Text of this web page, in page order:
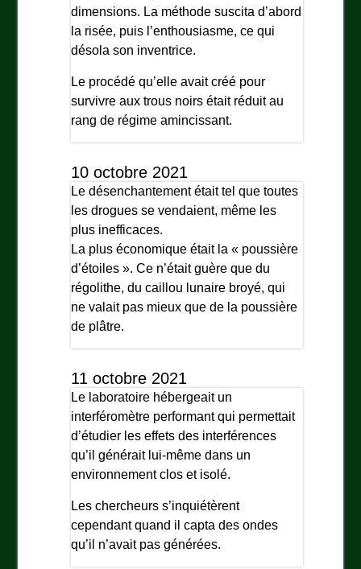
dimensions. La méthode suscita d’abord
la risée, puis l’enthousiasme, ce qui
désola son inventrice.
Le procédé qu’elle avait créé pour
survivre aux trous noirs était réduit au
rang de régime amincissant.
10 octobre 2021
Le désenchantement était tel que toutes
les drogues se vendaient, même les
plus inefficaces.
La plus économique était la « poussière
d’étoiles ». Ce n’était guère que du
régolithe, du caillou lunaire broyé, qui
ne valait pas mieux que de la poussière
de plâtre.
11 octobre 2021
Le laboratoire hébergeait un
interféromètre performant qui permettait
d’étudier les effets des interférences
qu’il générait lui-même dans un
environnement clos et isolé.
Les chercheurs s’inquiétèrent
cependant quand il capta des ondes
qu’il n’avait pas générées.